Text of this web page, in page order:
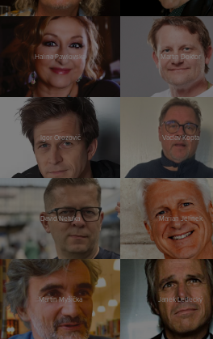
Halina Pawlovská Martin Doktor
Igor Orozovič Václav Kopta
David Netuka Marian Jelínek
Martin Myšička Janek Ledecký